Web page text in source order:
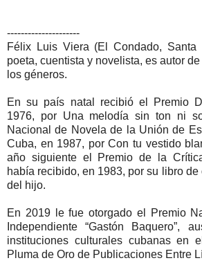
---------------------
Félix Luis Viera (El Condado, Santa
poeta, cuentista y novelista, es autor
los géneros.
En su país natal recibió el Premio
1976, por Una melodía sin ton ni
Nacional de Novela de la Unión de
Cuba, en 1987, por Con tu vestido
año siguiente el Premio de la
había recibido, en 1983, por su libro
del hijo.
En 2019 le fue otorgado el Premio
Independiente “Gastón Baquero”,
instituciones culturales cubanas en
Pluma de Oro de Publicaciones Entre